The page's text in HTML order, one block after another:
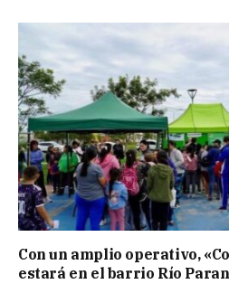
Con un amplio operativo,
estará en el barrio Río